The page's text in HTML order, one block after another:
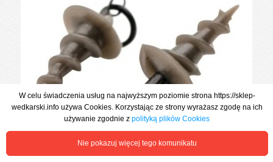
W celu świadczenia usług na najwyższym poziomie strona https://sklep-
wedkarski.info używa Cookies. Korzystając ze strony wyrażasz zgodę na ich
używanie zgodnie zpolityką plików Cookies
Nie pokazuj więcej tego komunikatu